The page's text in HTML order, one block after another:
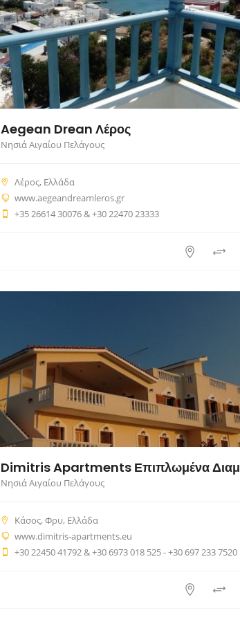
Aegean Drean Λέρος
Νησιά Αιγαίου Πελάγους
Λέρος, Ελλάδα
www.aegeandreamleros.gr
+35 26614 30076 & +30 22470 23333
Νησιά Αιγαίου Πελάγους
Κάσος, Φρυ, Ελλάδα
www.dimitris-apartments.eu
+30 22450 41792 & +30 6973 018 525 - +30 697 233 7520